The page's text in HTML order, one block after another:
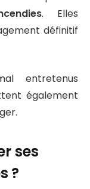
. Elles
définitif
entretenus
également
ses
?